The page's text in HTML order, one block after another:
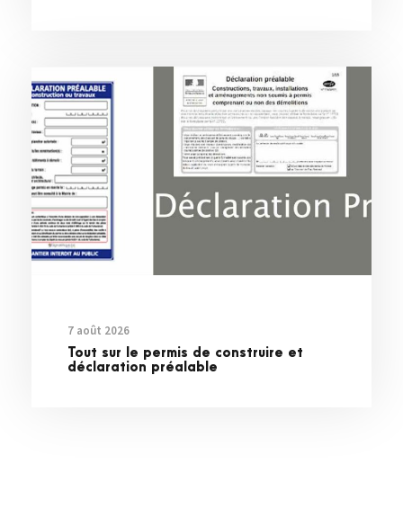
7 août 2026
Tout sur le permis de construire et
déclaration préalable